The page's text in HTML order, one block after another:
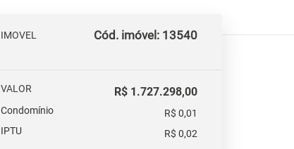
IMOVEL Cód. imóvel: 13540
VALOR R$ 1.727.298,00
Condomínio
R$ 0,01
IPTU
R$ 0,02